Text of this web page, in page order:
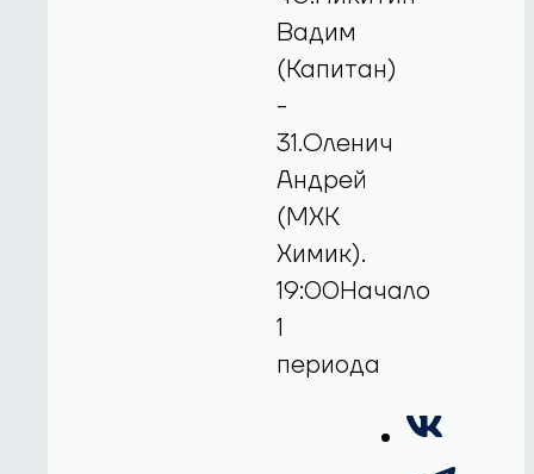
Вадим
(Капитан)
-
31.Оленич
Андрей
(МХК
Химик).
19:00Начало
1
периода